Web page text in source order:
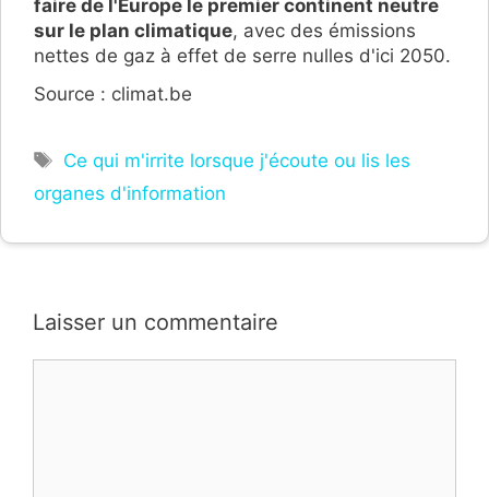
faire de l'Europe le premier continent neutre
sur le plan climatique, avec des émissions
nettes de gaz à effet de serre nulles d'ici 2050.
Source : climat.be
Étiquettes
Ce qui m'irrite lorsque j'écoute ou lis les
organes d'information
Laisser un commentaire